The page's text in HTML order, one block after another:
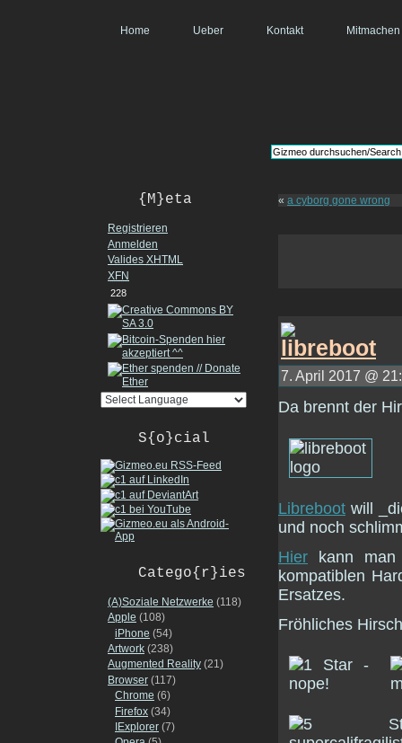
Home Ueber Kontakt Mitmachen
{M}eta
Registrieren
Anmelden
Valides XHTML
XFN
228
S{o}cial
Catego{r}ies
(A)Soziale Netzwerke (118)
Apple (108)
iPhone (54)
Artwork (238)
Augmented Reality (21)
Browser (117)
Chrome (6)
Firefox (34)
IExplorer (7)
« a cyborg gone wrong
7. April 2017 @
Da brennt der
Libreboot will
und noch
Hier kann
kompatiblen
Ersatzes.
Fröhliches